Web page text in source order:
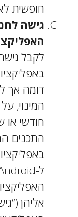
חופשית
גישה
לקבל
דומה אך
המינוי,
חודשי או
התכנים
אליהן